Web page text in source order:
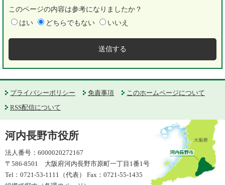
このページの内容は参考になりましたか？
はい
どちらでもない いいえ
プライバシーポリシー 免責事項
このホームページについて
RSS配信について
河内長野市役所
法人番号：6000020272167
〒586-8501 大阪府河内長野市原町一丁目1番1号
Tel：0721-53-1111（代表） Fax：0721-55-1435